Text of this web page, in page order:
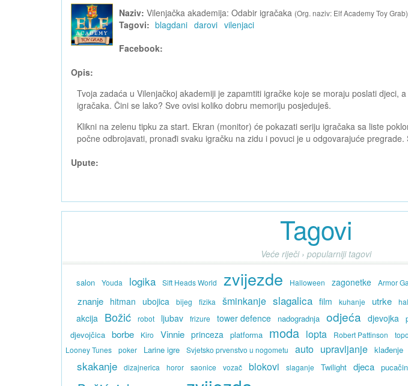
Naziv: Vilenjačka akademija: Odabir igračaka (Org. naziv: Elf Academy Toy Grab)
Tagovi: blagdani darovi vilenjaci
Facebook:
Opis:
Tvoja zadaća u Vilenjačkoj akademiji je zapamtiti igračke koje se moraju poslati djeci,
igračaka. Čini se lako? Sve ovisi koliko dobru memoriju posjeduješ.
Klikni na zelenu tipku za start. Ekran (monitor) će pokazati seriju igračaka sa liste
počne odbrojavati, pronađi svaku igračku na zidu i povuci je u odgovarajuće pregrade.
Upute:
Tagovi
Veće riječi › popularniji tagovi
salon Youda logika Sift Heads World zvijezde Halloween zagonetke Armor
znanje hitman ubojica bijeg fizika šminkanje slagalica film kuhanje utrke
akcija Božić robot ljubav frizure tower defence nadogradnja odjeća djevojka
djevojčica borbe Kiro Vinnie princeza platforma moda lopta Robert Pattinson
Looney Tunes
poker Larine igre Svjetsko prvenstvo u nogometu auto upravljanje klađenje
skakanje dizajnerica horor saonice vozač blokovi slaganje Twilight djeca